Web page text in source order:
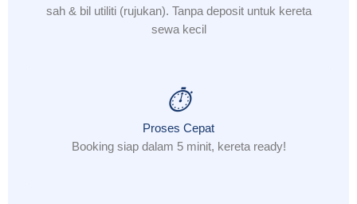
sah & bil utiliti (rujukan). Tanpa deposit untuk kereta
sewa kecil
⏱️
Proses Cepat
Booking siap dalam 5 minit, kereta ready!